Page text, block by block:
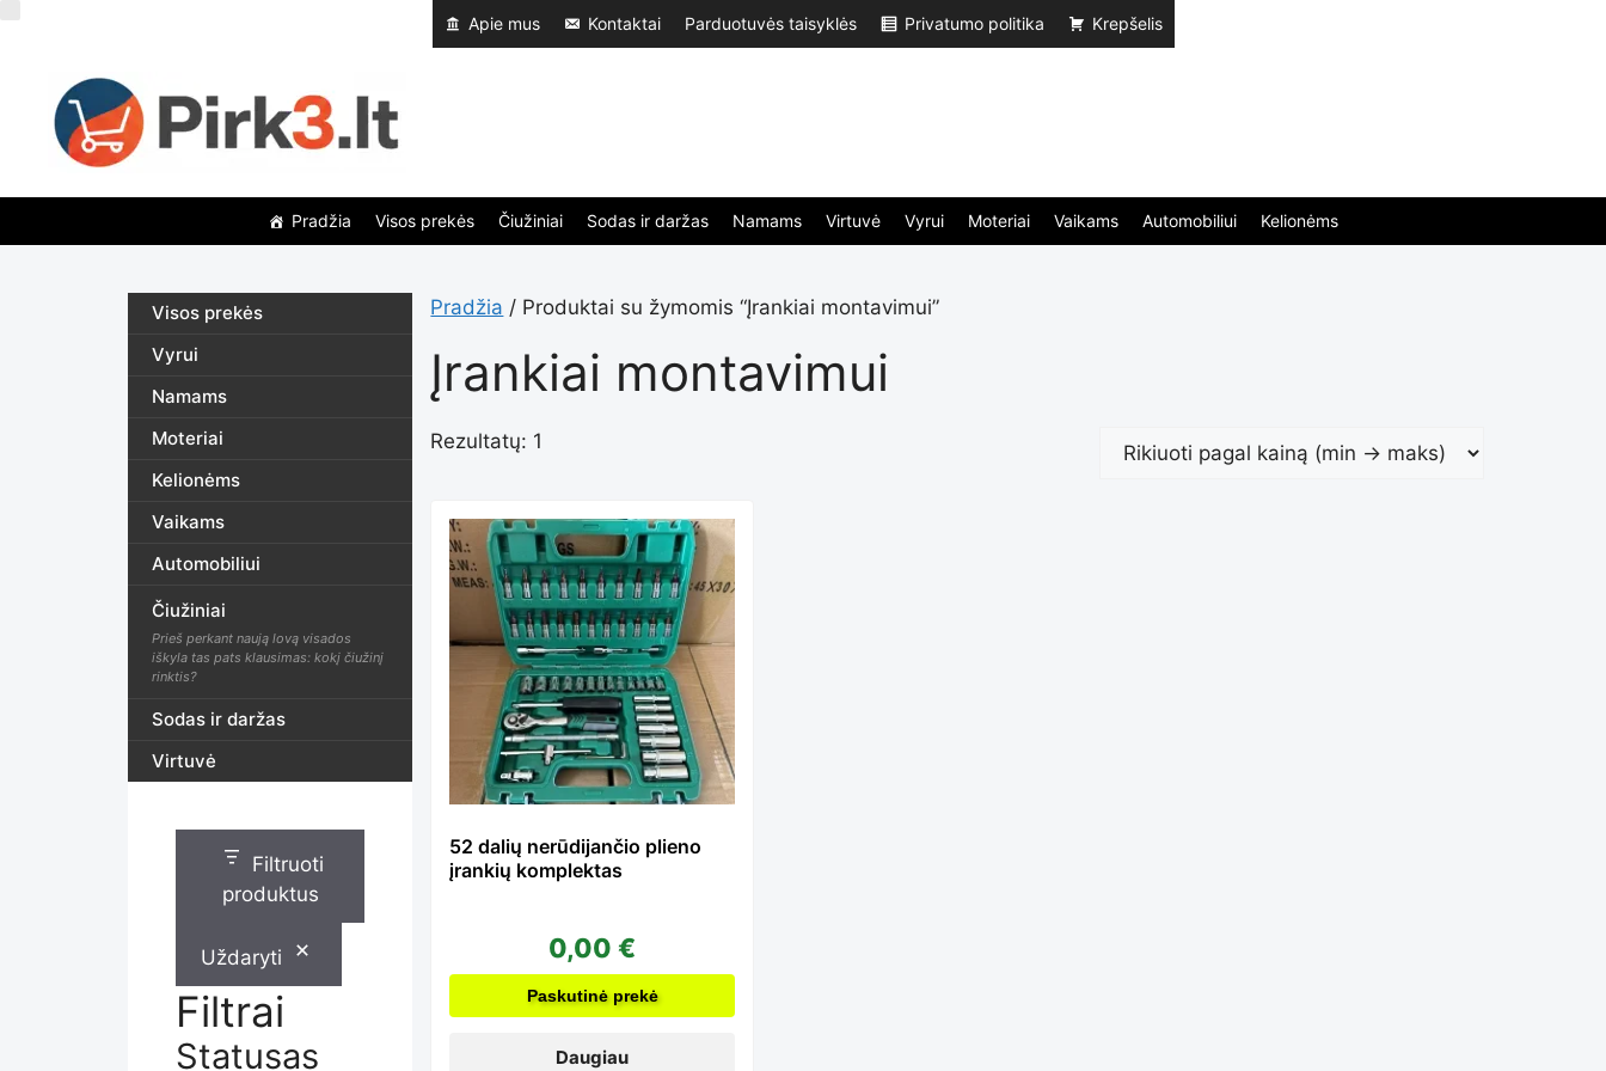
prie
turinio
Apie mus Kontaktai Parduotuvės taisyklės Privatumo politika Krepšelis
Pradžia Visos prekės Čiužiniai Sodas ir daržas Namams Virtuvė Vyrui Moteriai Vaikams Automobiliui Kelionėms
Pradžia / Produktai su žymomis “Įrankiai montavimui”
Įrankiai montavimui
Rezultatų: 1
52 dalių nerūdijančio plieno
įrankių komplektas
0,00€
Paskutinė prekė
Daugiau
Visos prekės
Vyrui
Namams
Moteriai
Kelionėms
Vaikams
Automobiliui
Čiužiniai
Prieš perkant naują lovą visados
iškyla tas pats klausimas: kokį čiužinį
rinktis?
Sodas ir daržas
Virtuvė
Filtruoti
produktus
Uždaryti
Filtrai
Statusas